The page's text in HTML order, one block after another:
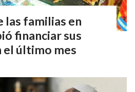
las familias en
financiar sus
el último mes